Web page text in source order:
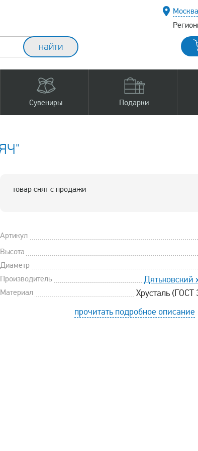
Сувениры Подарки
товар снят с продажи
Артикул
Высота
Диаметр
Производитель Дятьковский
Материал
Хрусталь (ГОСТ
прочитать подробное описание